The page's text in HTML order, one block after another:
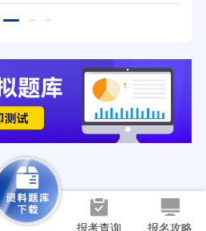
报考查询 报名攻略